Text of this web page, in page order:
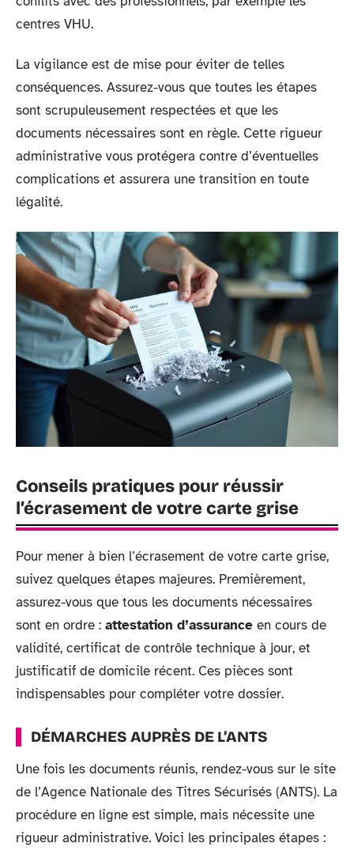
centres VHU.
La vigilance est de mise pour éviter de telles
conséquences. Assurez-vous que toutes les étapes
sont scrupuleusement respectées et que les
documents nécessaires sont en règle. Cette rigueur
administrative vous protégera contre d’éventuelles
complications et assurera une transition en toute
légalité.
Conseils pratiques pour réussir
l’écrasement de votre carte grise
Pour mener à bien l’écrasement de votre carte grise,
suivez quelques étapes majeures. Premièrement,
assurez-vous que tous les documents nécessaires
sont en ordre : attestation d’assurance en cours de
validité, certificat de contrôle technique à jour, et
justificatif de domicile récent. Ces pièces sont
indispensables pour compléter votre dossier.
DÉMARCHES AUPRÈS DE L’ANTS
Une fois les documents réunis, rendez-vous sur le site
de l’Agence Nationale des Titres Sécurisés (ANTS). La
procédure en ligne est simple, mais nécessite une
rigueur administrative. Voici les principales étapes :